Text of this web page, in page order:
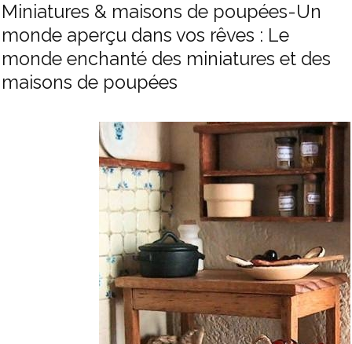
Miniatures & maisons de poupées-Un
monde aperçu dans vos rêves : Le
monde enchanté des miniatures et des
maisons de poupées